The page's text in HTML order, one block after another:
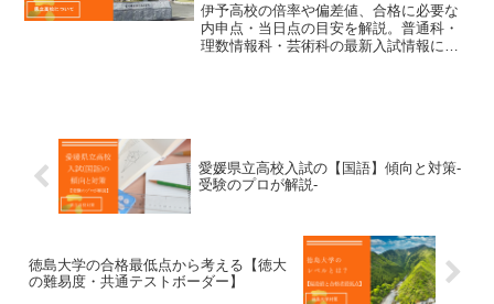
伊予高校の倍率や偏差値、合格に必要な
内申点・当日点の目安を解説。普通科・
理数情報科・芸術科の最新入試情報に加
愛媛県立高校入試の【国語】傾向と対策-
受験のプロが解説-
徳島大学の合格最低点から考える【徳大
の難易度・共通テストボーダー】